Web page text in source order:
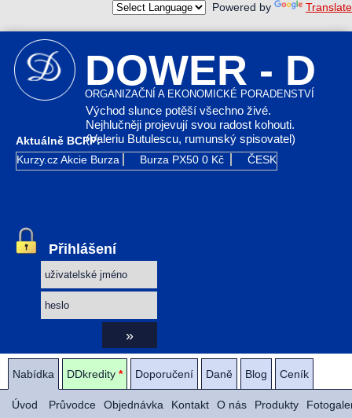
Powered by Translate
DOWER - D
ORGANIZAČNÍ A EKONOMICKÉ PORADENSTVÍ
Východ slunce potěší všechno živé.
Nejhlučněji projevují svou radost kohouti.
(Valeriu Butulescu, rumunský spisovatel)
Aktuálně BCPP:
Kurzy.czAkcie Burza Burza PX50 0 Kč ČESKÁ ZBROJOVKA
Přihlášení
Nabídka DDkredity * Doporučení Daně Blog Ceník
Úvod Průvodce Objednávka Kontakt O nás Produkty